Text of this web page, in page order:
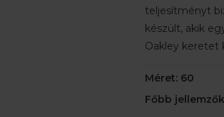
teljesítményt
készült, akik
Oakley keretet
Méret: 60
Főbb